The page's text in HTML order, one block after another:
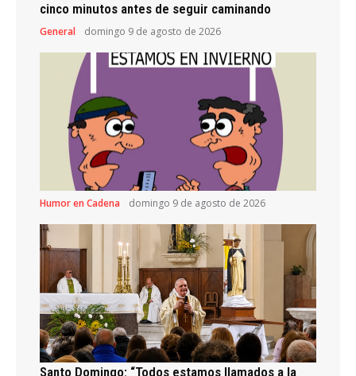
cinco minutos antes de seguir caminando
General domingo 9 de agosto de 2026
Humor en Cadena domingo 9 de agosto de 2026
Santo Domingo: “Todos estamos llamados a la